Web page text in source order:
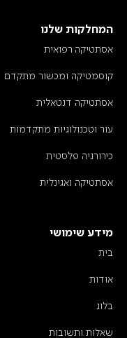
המחלקות שלנו
אסתטיקה רפואית
קוסמטיקה ומכשור מתקדם
אסתטיקה דנטאלית
עור וטכנולוגיות מתקדמות
כירורגיה פלסטית
אסתטיקה ואגינלית
מידע שימושי
בית
אודות
בלוג
שאלות ותשובות